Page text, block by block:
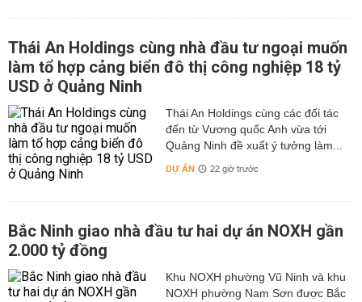
Thái An Holdings cùng nhà đầu tư ngoại muốn
làm tổ hợp cảng biển đô thị công nghiệp 18 tỷ
USD ở Quảng Ninh
Thái An Holdings cùng các đối tác
đến từ Vương quốc Anh vừa tới
Quảng Ninh đề xuất ý tưởng làm...
DỰ ÁN 22 giờ trước
Bắc Ninh giao nhà đầu tư hai dự án NOXH gần
2.000 tỷ đồng
Khu NOXH phường Vũ Ninh và khu
NOXH phường Nam Sơn được Bắc